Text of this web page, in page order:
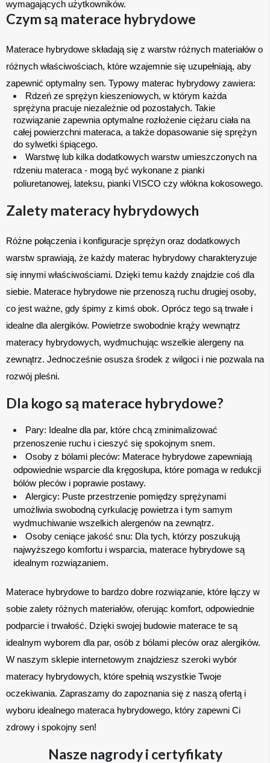
wymagających użytkowników.
Czym są materace hybrydowe
Materace hybrydowe składają się z warstw różnych materiałów o
różnych właściwościach, które wzajemnie się uzupełniają, aby
zapewnić optymalny sen. Typowy materac hybrydowy zawiera:
Rdzeń ze sprężyn kieszeniowych, w którym każda
sprężyna pracuje niezależnie od pozostałych. Takie
rozwiązanie zapewnia optymalne rozłożenie ciężaru ciała na
całej powierzchni materaca, a także dopasowanie się sprężyn
do sylwetki śpiącego.
Warstwę lub kilka dodatkowych warstw umieszczonych na
rdzeniu materaca - mogą być wykonane z pianki
poliuretanowej, lateksu, pianki VISCO czy włókna kokosowego.
Zalety materacy hybrydowych
Różne połączenia i konfiguracje sprężyn oraz dodatkowych
warstw sprawiają, że każdy materac hybrydowy charakteryzuje
się innymi właściwościami. Dzięki temu każdy znajdzie coś dla
siebie. Materace hybrydowe nie przenoszą ruchu drugiej osoby,
co jest ważne, gdy śpimy z kimś obok. Oprócz tego są trwałe i
idealne dla alergików. Powietrze swobodnie krąży wewnątrz
materacy hybrydowych, wydmuchując wszelkie alergeny na
zewnątrz. Jednocześnie osusza środek z wilgoci i nie pozwala na
rozwój pleśni.
Dla kogo są materace hybrydowe?
Pary: Idealne dla par, które chcą zminimalizować
przenoszenie ruchu i cieszyć się spokojnym snem.
Osoby z bólami pleców: Materace hybrydowe zapewniają
odpowiednie wsparcie dla kręgosłupa, które pomaga w redukcji
bólów pleców i poprawie postawy.
Alergicy: Puste przestrzenie pomiędzy sprężynami
umożliwia swobodną cyrkulację powietrza i tym samym
wydmuchiwanie wszelkich alergenów na zewnątrz.
Osoby ceniące jakość snu: Dla tych, którzy poszukują
najwyższego komfortu i wsparcia, materace hybrydowe są
idealnym rozwiązaniem.
Materace hybrydowe to bardzo dobre rozwiązanie, które łączy w
sobie zalety różnych materiałów, oferując komfort, odpowiednie
podparcie i trwałość. Dzięki swojej budowie materace te są
idealnym wyborem dla par, osób z bólami pleców oraz alergików.
W naszym sklepie internetowym znajdziesz szeroki wybór
materacy hybrydowych, które spełnią wszystkie Twoje
oczekiwania. Zapraszamy do zapoznania się z naszą ofertą i
wyboru idealnego materaca hybrydowego, który zapewni Ci
zdrowy i spokojny sen!
Nasze nagrody i certyfikaty